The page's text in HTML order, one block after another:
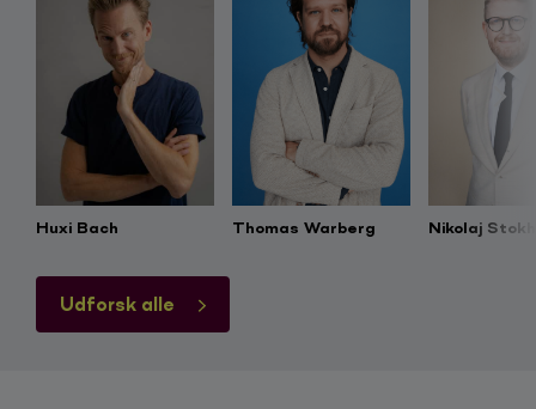
Udforsk alle
Huxi Bach Thomas Warberg Nikolaj